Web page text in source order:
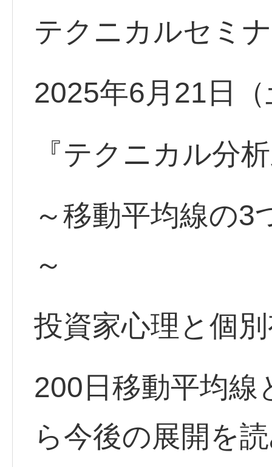
テクニカルセミ
2025年6月21日
『テクニカル分
～移動平均線の3
～
投資家心理と個
200日移動平均線
ら今後の展開を